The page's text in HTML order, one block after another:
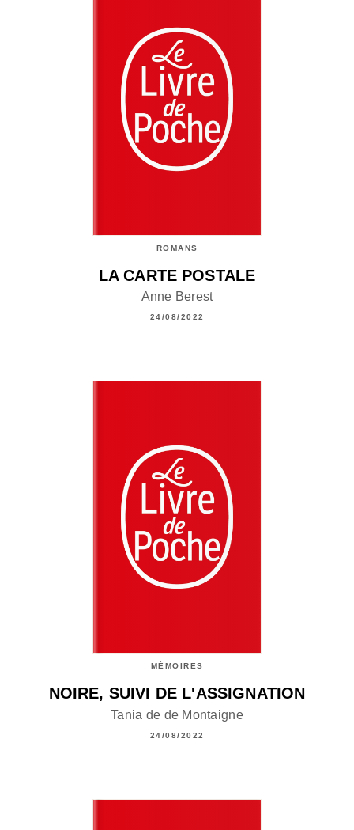
ROMANS
LA CARTE POSTALE
Anne Berest
24/08/2022
MÉMOIRES
NOIRE, SUIVI DE L'ASSIGNATION
Tania de de Montaigne
24/08/2022